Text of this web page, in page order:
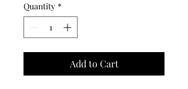
Quantity *
Add to Cart